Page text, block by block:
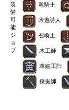
装
備
可
能
ジ
ョ
ブ
竜騎士
吟遊詩人
召喚士
木工師
革細工師
採掘師